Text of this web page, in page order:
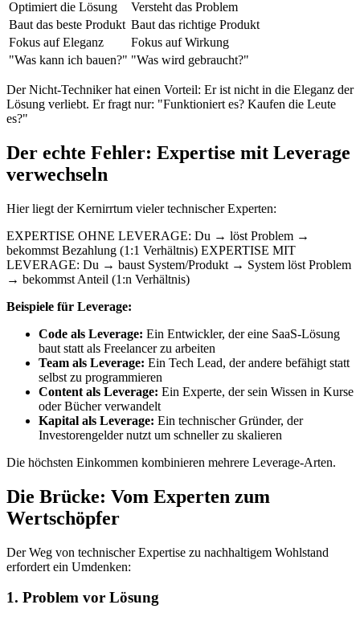
Optimiert die Lösung
Versteht das Problem
Baut das beste Produkt Baut das richtige Produkt
Fokus auf Eleganz
Fokus auf Wirkung
"Was kann ich bauen?" "Was wird gebraucht?"
Der Nicht-Techniker hat einen Vorteil: Er ist nicht in die Eleganz der
Lösung verliebt. Er fragt nur: "Funktioniert es? Kaufen die Leute
es?"
Der echte Fehler: Expertise mit Leverage
verwechseln
Hier liegt der Kernirrtum vieler technischer Experten:
EXPERTISE OHNE LEVERAGE: Du → löst Problem →
bekommst Bezahlung (1:1 Verhältnis) EXPERTISE MIT
LEVERAGE: Du → baust System/Produkt → System löst Problem
→ bekommst Anteil (1:n Verhältnis)
Beispiele für Leverage:
Code als Leverage: Ein Entwickler, der eine SaaS-Lösung
baut statt als Freelancer zu arbeiten
Team als Leverage: Ein Tech Lead, der andere befähigt statt
selbst zu programmieren
Content als Leverage: Ein Experte, der sein Wissen in Kurse
oder Bücher verwandelt
Kapital als Leverage: Ein technischer Gründer, der
Investorengelder nutzt um schneller zu skalieren
Die höchsten Einkommen kombinieren mehrere Leverage-Arten.
Die Brücke: Vom Experten zum
Wertschöpfer
Der Weg von technischer Expertise zu nachhaltigem Wohlstand
erfordert ein Umdenken:
1. Problem vor Lösung